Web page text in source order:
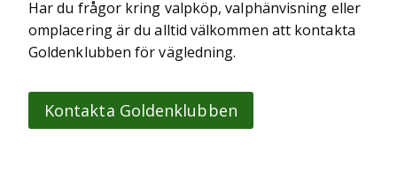
Har du frågor kring valpköp, valphänvisning eller
omplacering är du alltid välkommen att kontakta
Goldenklubben för vägledning.
Kontakta Goldenklubben